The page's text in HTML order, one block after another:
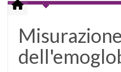
Misurazione